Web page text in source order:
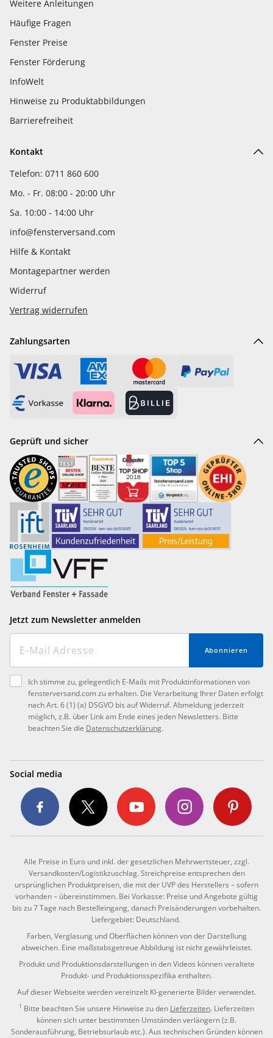
Weitere Anleitungen
Häufige Fragen
Fenster Preise
Fenster Förderung
InfoWelt
Hinweise zu Produktabbildungen
Barrierefreiheit
Kontakt
Telefon: 0711 860 600
Mo. - Fr. 08:00 - 20:00 Uhr
Sa. 10:00 - 14:00 Uhr
info@fensterversand.com
Hilfe & Kontakt
Montagepartner werden
Widerruf
Vertrag widerrufen
Zahlungsarten
Geprüft und sicher
Jetzt zum Newsletter anmelden
Abonnieren
Ich stimme zu, gelegentlich E-Mails mit Produktinformationen von
fensterversand.com zu erhalten. Die Verarbeitung Ihrer Daten erfolgt
nach Art. 6 (1) (a) DSGVO bis auf Widerruf. Abmeldung jederzeit
möglich, z.B. über Link am Ende eines jeden Newsletters. Bitte
beachten Sie die Datenschutzerklärung.
Social media
Alle Preise in Euro und inkl. der gesetzlichen Mehrwertsteuer, zzgl.
Versandkosten/Logistikzuschlag. Streichpreise entsprechen den
ursprünglichen Produktpreisen, die mit der UVP des Herstellers – sofern
vorhanden – übereinstimmen. Bei Vorkasse: Preise und Angebote gültig
bis zu 7 Tage nach Bestelleingang, danach Preisänderungen vorbehalten.
Liefergebiet: Deutschland.
Farben, Verglasung und Oberflächen können von der Darstellung
abweichen. Eine maßstabsgetreue Abbildung ist nicht gewährleistet.
Produkt und Produktionsdarstellungen in den Videos können veraltete
Produkt- und Produktionsspezifika enthalten.
Auf dieser Webseite werden vereinzelt KI-generierte Bilder verwendet.
1 Bitte beachten Sie unsere Hinweise zu den Lieferzeiten. Lieferzeiten
können sich unter bestimmten Umständen verlängern (z.B.
Sonderausführung, Betriebsurlaub etc.). Aus technischen Gründen können